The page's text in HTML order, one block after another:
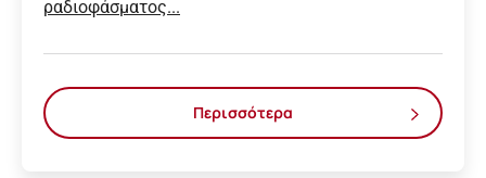
ραδιοφάσματος...
Περισσότερα